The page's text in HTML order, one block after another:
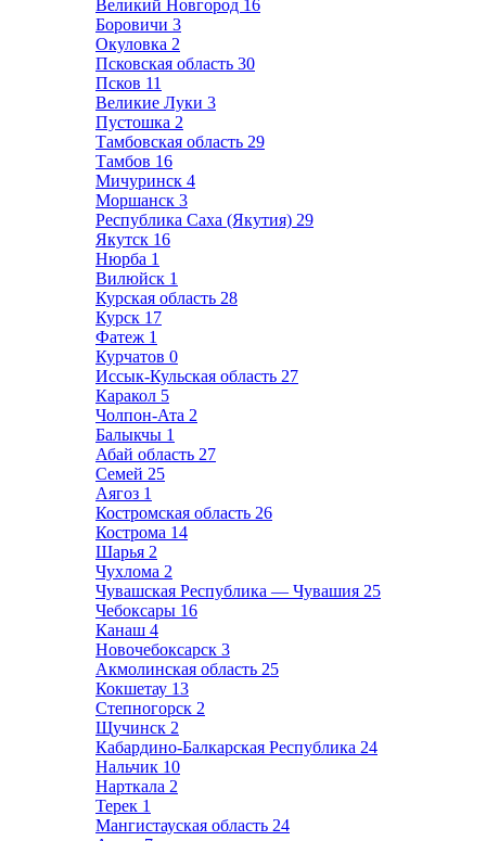
Великий Новгород 16
Боровичи 3
Окуловка 2
Псковская область 30
Псков 11
Великие Луки 3
Пустошка 2
Тамбовская область 29
Тамбов 16
Мичуринск 4
Моршанск 3
Республика Саха (Якутия) 29
Якутск 16
Нюрба 1
Вилюйск 1
Курская область 28
Курск 17
Фатеж 1
Курчатов 0
Иссык-Кульская область 27
Каракол 5
Чолпон-Ата 2
Балыкчы 1
Абай область 27
Семей 25
Аягоз 1
Костромская область 26
Кострома 14
Шарья 2
Чухлома 2
Чувашская Республика — Чувашия 25
Чебоксары 16
Канаш 4
Новочебоксарск 3
Акмолинская область 25
Кокшетау 13
Степногорск 2
Щучинск 2
Кабардино-Балкарская Республика 24
Нальчик 10
Нарткала 2
Терек 1
Мангистауская область 24